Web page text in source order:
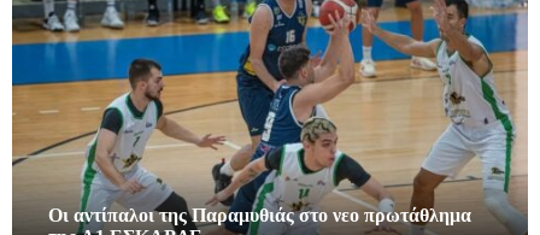
Οι αντίπαλοι της Παραμυθιάς στο νεο πρωτάθλημα